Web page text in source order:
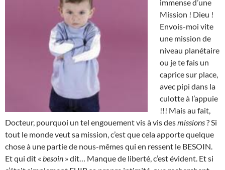
immense d’une
Mission ! Dieu !
Envois-moi vite
une mission de
niveau planétaire
ou je te fais un
caprice sur place,
avec pipi dans la
culotte à l’appuie
!!! Mais au fait,
Docteur, pourquoi un tel engouement vis à vis desmissions? Si
tout le monde veut sa mission, c’est que cela apporte quelque
chose à une partie de nous-mêmes qui en ressent le BESOIN.
Et qui dit « besoin » dit… Manque de liberté, c’est évident. Et si